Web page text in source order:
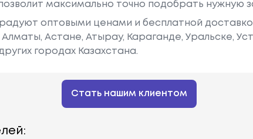
максимально точно подобрать нужную
оптовыми ценами и бесплатной
Алматы, Астане, Атырау, Караганде, Уральске,
городах Казахстана.
Стать нашим клиентом